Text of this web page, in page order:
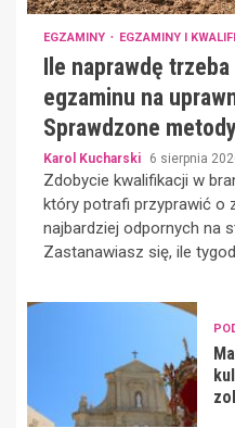
EGZAMINY EGZAMINY I
Ile naprawdę
egzaminu na
Sprawdzone
Karol Kucharski 6 sierpnia
Zdobycie kwalifikacji w
który potrafi przyprawić o
najbardziej odpornych na
Zastanawiasz się, ile